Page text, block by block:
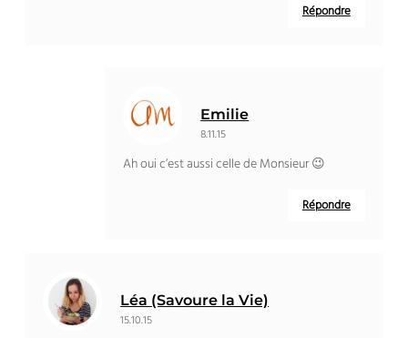
Répondre
Emilie
8.11.15
Ah oui c’est aussi celle de Monsieur 😉
Répondre
Léa (Savoure la Vie)
15.10.15